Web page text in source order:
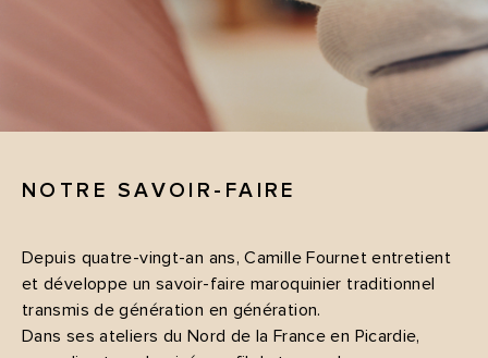
NOTRE SAVOIR-FAIRE
Depuis quatre-vingt-an ans, Camille Fournet entretient
et développe un savoir-faire maroquinier traditionnel
transmis de génération en génération.
Dans ses ateliers du Nord de la France en Picardie,